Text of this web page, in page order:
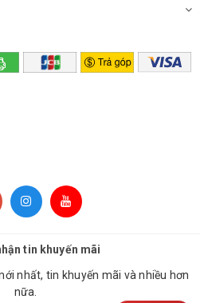
Quạt thông gió âm
15ZP4T5-D
tin khuyến mãi
nhất, tin khuyến mãi và nhiều hơn
nữa.